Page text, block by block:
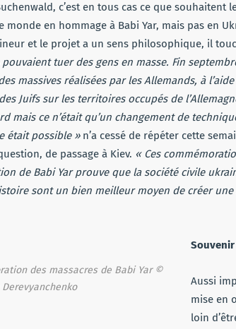
c’est en tous cas ce que souhaitent
monde en hommage à Babi Yar, mais pas en
et le projet a un sens philosophique, il
pouvaient tuer des gens en masse. Fin
massives réalisées par les Allemands, à
Juifs sur les territoires occupés de
mais ce n’était qu’un changement de
était possible »n’a cessé de répéter cette
de passage à Kiev. « Ces
de Babi Yar prouve que la société civile
sont un bien meilleur moyen de créer
des massacres de Babi Yar ©
Aussi
mise en
loin